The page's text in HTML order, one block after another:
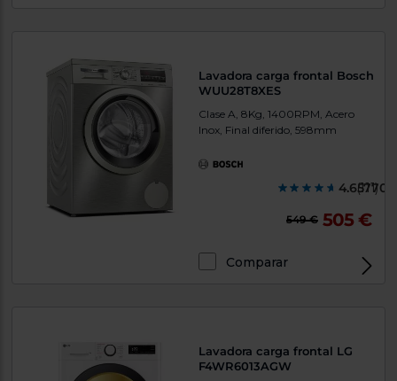
Lavadora carga frontal Bosch
WUU28T8XES
Clase A, 8Kg, 1400RPM, Acero
Inox, Final diferido, 598mm
(111)
549 € 505 €
Comparar
Lavadora carga frontal LG
F4WR6013AGW